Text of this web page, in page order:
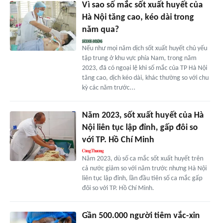
Vì sao số mắc sốt xuất huyết của
Hà Nội tăng cao, kéo dài trong
năm qua?
Nếu như mọi năm dịch sốt xuất huyết chủ yếu
tập trung ở khu vực phía Nam, trong năm
2023, đã có ngoại lệ khi số mắc của TP Hà Nội
tăng cao, dịch kéo dài, khác thường so với chu
kỳ các năm trước...
Năm 2023, sốt xuất huyết của Hà
Nội liên tục lập đỉnh, gấp đôi so
với TP. Hồ Chí Minh
Năm 2023, dù số ca mắc sốt xuất huyết trên
cả nước giảm so với năm trước nhưng Hà Nội
liên tục lập đỉnh, lần đầu tiên số ca mắc gấp
đôi so với TP. Hồ Chí Minh.
Gần 500.000 người tiêm vắc-xin